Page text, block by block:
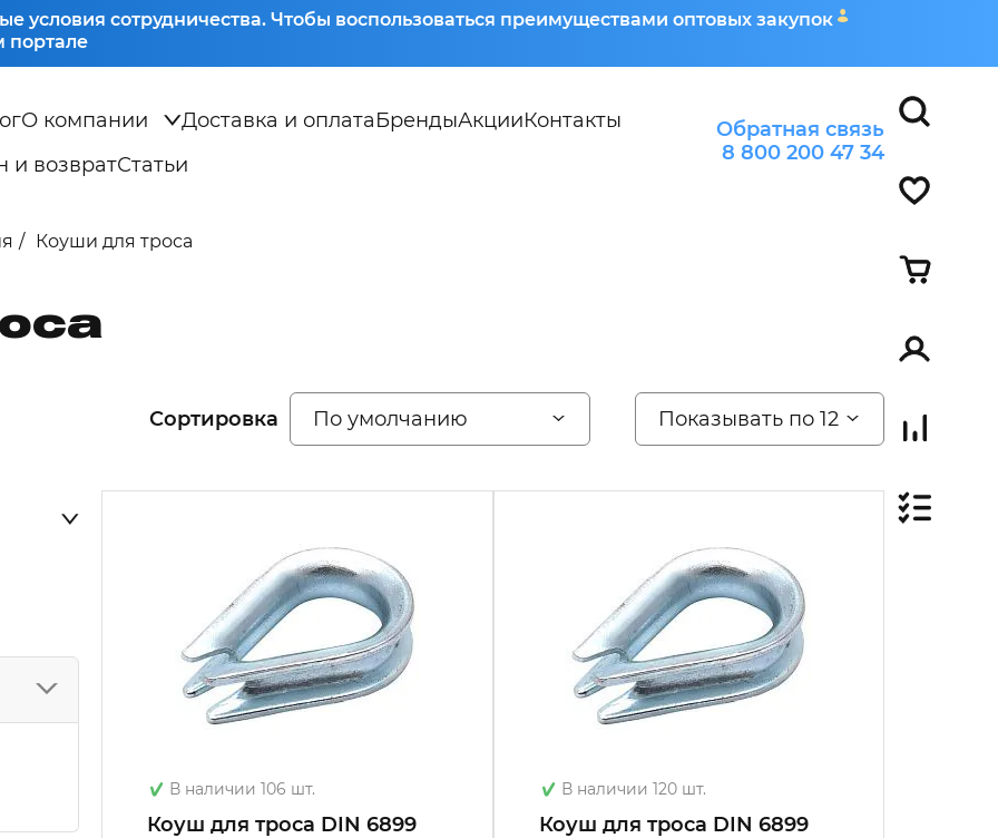
условия сотрудничества. Чтобы воспользоваться преимуществами оптовых закупок
портале
О компании Доставка и оплатаБрендыАкцииКонтакты
и возвратСтатьи
Обратная связь
8 800 200 47 34
Коуши для троса
Сортировка По умолчанию Показывать по 12
В наличии 106 шт.
Коуш для троса DIN 6899
В наличии 120 шт.
Коуш для троса DIN 6899